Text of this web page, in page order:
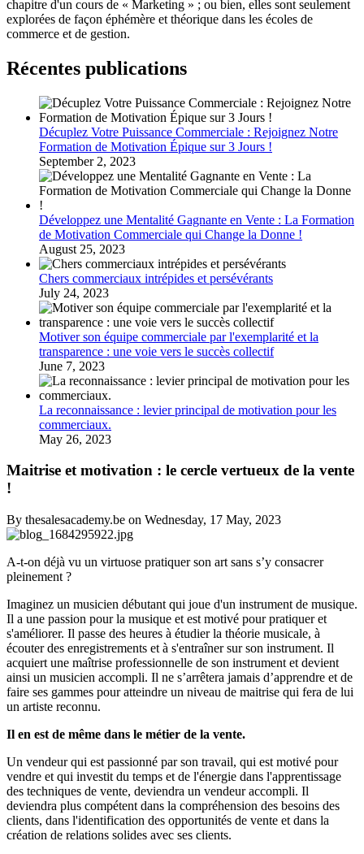
chapitre d'un cours de « Marketing » ; ou bien, elles sont seulement
explorées de façon éphémère et théorique dans les écoles de
commerce et de gestion.
Récentes publications
Décuplez Votre Puissance Commerciale : Rejoignez Notre
Formation de Motivation Épique sur 3 Jours !
September 2, 2023
Développez une Mentalité Gagnante en Vente : La Formation
de Motivation Commerciale qui Change la Donne !
August 25, 2023
Chers commerciaux intrépides et persévérants
July 24, 2023
Motiver son équipe commerciale par l'exemplarité et la
transparence : une voie vers le succès collectif
June 7, 2023
La reconnaissance : levier principal de motivation pour les
commerciaux.
May 26, 2023
Maitrise et motivation : le cercle vertueux de la vente
!
By thesalesacademy.be on Wednesday, 17 May, 2023
A-t-on déjà vu un virtuose pratiquer son art sans s’y consacrer
pleinement ?
Imaginez un musicien débutant qui joue d'un instrument de musique.
Il a une passion pour la musique et est motivé pour pratiquer et
s'améliorer. Il passe des heures à étudier la théorie musicale, à
écouter des enregistrements et à s'entraîner sur son instrument. Il
acquiert une maîtrise professionnelle de son instrument et devient
ainsi un musicien accompli. Il ne s’arrêtera jamais d’apprendre et de
faire ses gammes pour atteindre un niveau de maitrise qui fera de lui
un artiste reconnu.
Il en est de même dans le métier de la vente.
Un vendeur qui est passionné par son travail, qui est motivé pour
vendre et qui investit du temps et de l'énergie dans l'apprentissage
des techniques de vente, deviendra un vendeur accompli. Il
deviendra plus compétent dans la compréhension des besoins des
clients, dans l'identification des opportunités de vente et dans la
création de relations solides avec ses clients.